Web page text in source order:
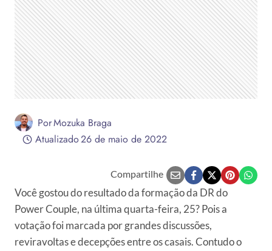
PorMozuka Braga
Atualizado26 de maio de 2022
Compartilhe
Você gostou do resultado da formação da DR do
Power Couple, na última quarta-feira, 25? Pois a
votação foi marcada por grandes discussões,
reviravoltas e decepções entre os casais. Contudo o